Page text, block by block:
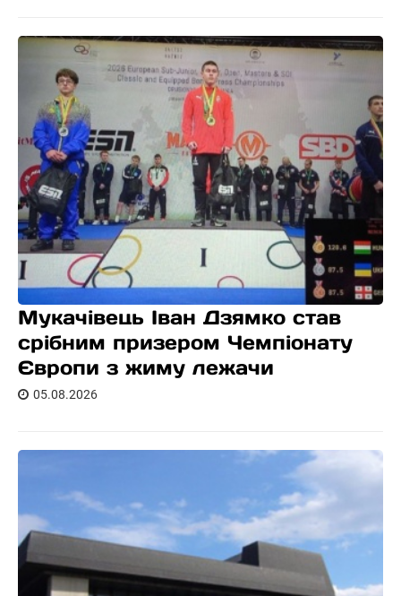
Мукачівець Іван Дзямко став
срібним призером Чемпіонату
Європи з жиму лежачи
05.08.2026